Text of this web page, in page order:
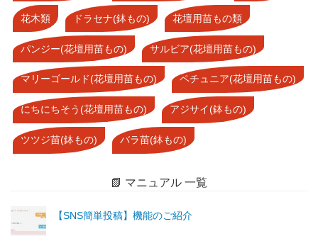
花木類 ドラセナ(鉢もの) 花壇用苗もの類
パンジー(花壇用苗もの) サルビア(花壇用苗もの)
マリーゴールド(花壇用苗もの) ペチュニア(花壇用苗もの)
にちにちそう(花壇用苗もの) アジサイ(鉢もの)
ツツジ苗(鉢もの) バラ苗(鉢もの)
📗 マニュアル 一覧
【SNS簡単投稿】機能のご紹介